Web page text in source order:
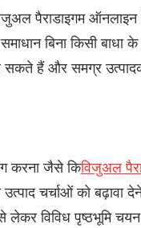
पैराडाइगम ऑनलाइन
बिना किसी
सकते हैं और समग्र
करना जैसे किविजुअल
चर्चाओं को बढ़ावा
विविध पृष्ठभूमि